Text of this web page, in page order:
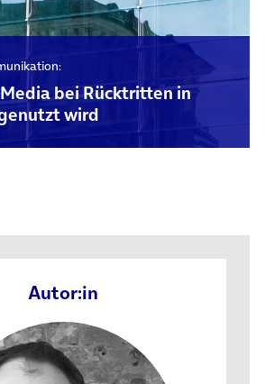
bei Rücktritten in
wird
blättern
weiter blättern
Autor:in